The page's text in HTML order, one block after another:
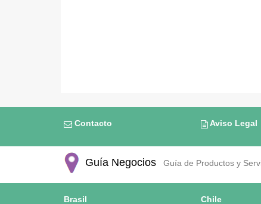
Contacto Aviso Legal
Guía Negocios Guía de Productos y
Brasil Chile